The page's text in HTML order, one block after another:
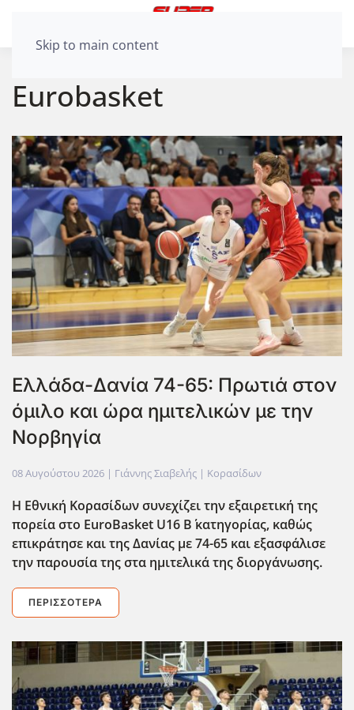
Skip to main content
Eurobasket
Ελλάδα-Δανία 74-65: Πρωτιά στον
όμιλο και ώρα ημιτελικών με την
Νορβηγία
08 Αυγούστου 2026 | Γιάννης Σιαβελής | Κορασίδων
Η Εθνική Κορασίδων συνεχίζει την εξαιρετική της
πορεία στο EuroBasket U16 Β΄ κατηγορίας, καθώς
επικράτησε και της Δανίας με 74-65 και εξασφάλισε
την παρουσία της στα ημιτελικά της διοργάνωσης.
ΠΕΡΙΣΣΌΤΕΡΑ